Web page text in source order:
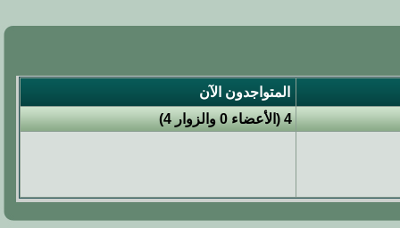
المتواجدون الآن
4 (الأعضاء 0 والزوار 4)